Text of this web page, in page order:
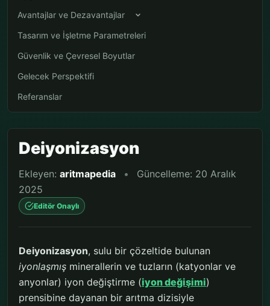
Avantajlar ve Dezavantajlar
Tasarım ve İşletme Parametreleri
Güvenlik ve Çevresel Boyutlar
Gelecek Perspektifi
Referanslar
Deiyonizasyon
Ekleyen: aritmapedia •
Güncelleme: 20 Aralık
2025
Editör Onaylı
Deiyonizasyon, sulu bir çözeltide bulunan
iyonlaşmış minerallerin ve tuzların (katyonlar ve
anyonlar) iyon değiştirme (iyon değişimi)
prensibine dayanan bir arıtma dizisiyle